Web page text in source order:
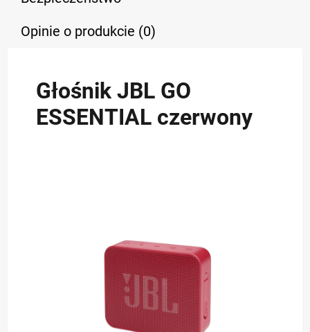
Opinie o produkcie (0)
Głośnik JBL GO
ESSENTIAL czerwony